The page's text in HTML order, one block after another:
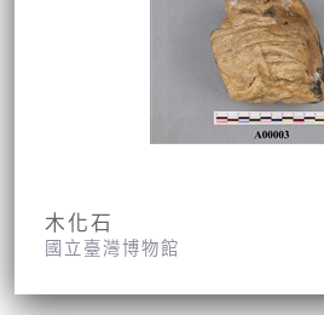
木化石
國立臺灣博物館